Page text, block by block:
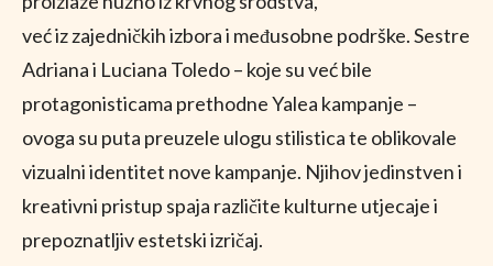
već iz zajedničkih izbora i međusobne podrške. Sestre
Adriana i Luciana Toledo – koje su već bile
protagonisticama prethodne Yalea kampanje –
ovoga su puta preuzele ulogu stilistica te oblikovale
vizualni identitet nove kampanje. Njihov jedinstven i
kreativni pristup spaja različite kulturne utjecaje i
prepoznatljiv estetski izričaj.